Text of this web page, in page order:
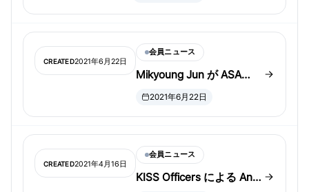
CREATED2021年6月22日
会員ニュース
Mikyoung Jun が ASA
Fellow に選出
2021年6月22日
CREATED2021年4月16日
会員ニュース
KISS Officers による Anti-